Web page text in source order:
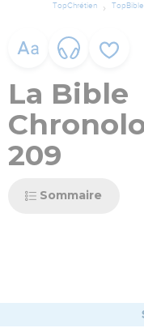
TopChrétien TopBible
La Bible
209
Sommaire